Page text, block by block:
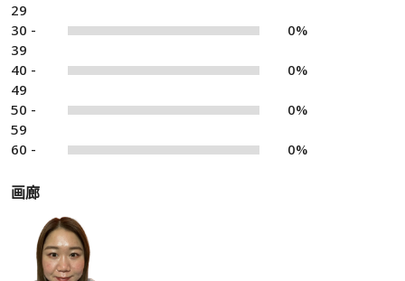
29
30 -
39
0%
40 -
49
0%
50 -
59
0%
60 - 0%
画廊